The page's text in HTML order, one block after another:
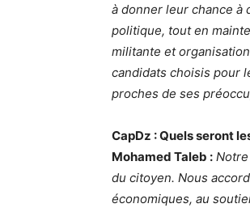
à donner leur chance à
politique, tout en
militante et
candidats choisis pour
proches de ses
CapDz : Quels seront
Mohamed Taleb :
du citoyen. Nous
économiques, au